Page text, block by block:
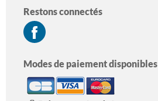
Restons connectés
Modes de paiement disponibles